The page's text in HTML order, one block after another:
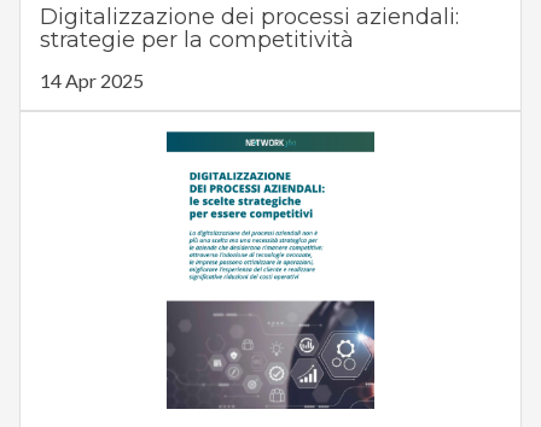
Digitalizzazione dei processi aziendali:
strategie per la competitività
14 Apr 2025